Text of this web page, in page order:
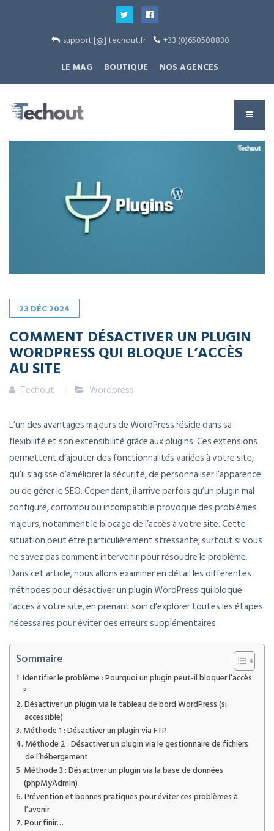
support [@] techout.fr
+33 (0)650508830
LE MAG
BOUTIQUE NOS AGENCES
23 DÉC2024
COMMENT DÉSACTIVER UN PLUGIN
WORDPRESS QUI BLOQUE L’ACCÈS
AU SITE
Techout Wordpress
L’un des avantages majeurs de WordPress réside dans sa
flexibilité et son extensibilité grâce aux plugins. Ces extensions
permettent d’ajouter des fonctionnalités variées à votre site,
qu’il s’agisse d’améliorer la sécurité, de personnaliser l’apparence
ou de gérer le SEO. Cependant, il arrive parfois qu’un plugin mal
configuré, corrompu ou incompatible provoque des problèmes
majeurs, notamment le blocage de l’accès à votre site. Cette
situation peut être particulièrement stressante, surtout si vous
ne savez pas comment intervenir pour résoudre le problème.
Dans cet article, nous allons examiner en détail les différentes
méthodes pour désactiver un plugin WordPress qui bloque
l’accès à votre site, en prenant soin d’explorer toutes les étapes
nécessaires pour éviter des erreurs supplémentaires.
Sommaire
Identifier le problème : Pourquoi un plugin peut-il bloquer l’accès
?
Désactiver un plugin via le tableau de bord WordPress (si
accessible)
Méthode 1 : Désactiver un plugin via FTP
Méthode 2 : Désactiver un plugin via le gestionnaire de fichiers
de l’hébergement
Méthode 3 : Désactiver un plugin via la base de données
(phpMyAdmin)
Prévention et bonnes pratiques pour éviter ces problèmes à
l’avenir
Pour finir…